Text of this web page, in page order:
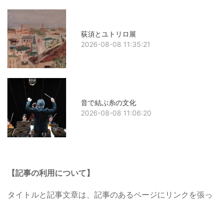
荻須とユトリロ展
2026-08-08 11:35:21
音で結ぶ糸の文化
2026-08-08 11:06:20
【記事の利用について】
タイトルと記事文章は、記事のあるページにリンクを張っ